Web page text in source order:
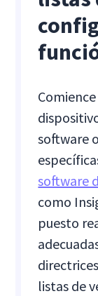
software
software
como
puesto
listas de